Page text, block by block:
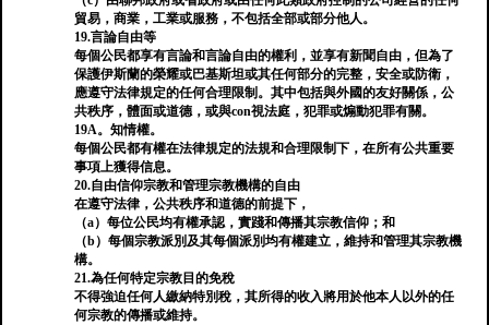
貿易，商業，工業或服務，不包括全部或部分他人。
19.言論自由等
每個公民都享有言論和言論自由的權利，並享有新聞自由，但為了
保護伊斯蘭的榮耀或巴基斯坦或其任何部分的完整，安全或防衛，
應遵守法律規定的任何合理限制。其中包括與外國的友好關係，公
共秩序，體面或道德，或與con視法庭，犯罪​​或煽動犯罪有關。
19A。知情權。
每個公民都有權在法律規定的法規和合理限制下，在所有公共重要
事項上獲得信息。
20.自由信仰宗教和管理宗教機構的自由
在遵守法律，公共秩序和道德的前提下，
（a）每位公民均有權承認，實踐和傳播其宗教信仰；和
（b）每個宗教派別及其每個派別均有權建立，維持和管理其宗教機
構。
21.為任何特定宗教目的免稅
不得強迫任何人繳納特別稅，其所得的收入將用於他本人以外的任
何宗教的傳播或維持。